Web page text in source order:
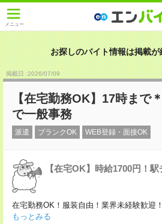
メニュー
お探しのバイト情報は掲載が
掲載日 :2026/07/09
【在宅勤務OK】17時まで
で一般事務
派遣 ブランクOK WEB登録・面接OK
【在宅OK】時給1700円！
在宅勤務OK！服装自由！業界未経験歓迎
もっとみる